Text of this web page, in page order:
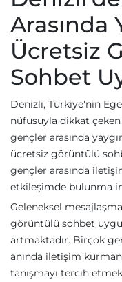
Arasında
Ücretsiz
Sohbet
Denizli, Türkiye'nin
nüfusuyla dikkat
gençler arasında
ücretsiz görüntülü
gençler arasında
etkileşimde bulunma
Geleneksel
görüntülü sohbet
artmaktadır. Birçok
anında iletişim
tanışmayı tercih